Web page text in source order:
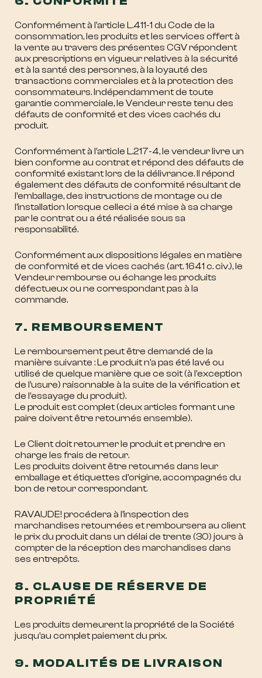
Conformément à l’article L.411-1 du Code de la
consommation, les produits et les services offert à
la vente au travers des présentes CGV répondent
aux prescriptions en vigueur relatives à la sécurité
et à la santé des personnes, à la loyauté des
transactions commerciales et à la protection des
consommateurs. Indépendamment de toute
garantie commerciale, le Vendeur reste tenu des
défauts de conformité et des vices cachés du
produit.
Conformément à l’article L.217-4, le vendeur livre un
bien conforme au contrat et répond des défauts de
conformité existant lors de la délivrance. Il répond
également des défauts de conformité résultant de
l’emballage, des instructions de montage ou de
l’installation lorsque celleci a été mise à sa charge
par le contrat ou a été réalisée sous sa
responsabilité.
Conformément aux dispositions légales en matière
de conformité et de vices cachés (art. 1641 c. civ.), le
Vendeur rembourse ou échange les produits
défectueux ou ne correspondant pas à la
commande.
7. REMBOURSEMENT
Le remboursement peut être demandé de la
manière suivante : Le produit n’a pas été lavé ou
utilisé de quelque manière que ce soit (à l’exception
de l’usure) raisonnable à la suite de la vérification et
de l’essayage du produit).
Le produit est complet (deux articles formant une
paire doivent être retournés ensemble).
Le Client doit retourner le produit et prendre en
charge les frais de retour.
Les produits doivent être retournés dans leur
emballage et étiquettes d’origine, accompagnés du
bon de retour correspondant.
RAVAUDE! procédera à l’inspection des
marchandises retournées et remboursera au client
le prix du produit dans un délai de trente (30) jours à
compter de la réception des marchandises dans
ses entrepôts.
8. CLAUSE DE RÉSERVE DE
PROPRIÉTÉ
Les produits demeurent la propriété de la Société
jusqu’au complet paiement du prix.
9. MODALITÉS DE LIVRAISON